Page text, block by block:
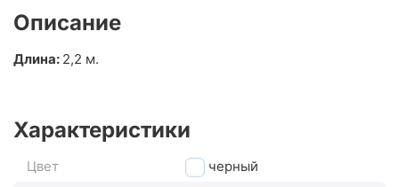
Описание
Длина: 2,2 м.
Характеристики
Цвет
черный